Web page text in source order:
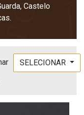
Castelo
SELECIONAR